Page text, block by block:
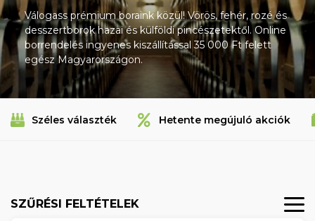
Válogass prémium boraink közül! Vörös, fehér, rozé és
desszertborok hazai és külföldi pincészetektől. Online
borrendelés ingyenes kiszállítással 35 000 Ft felett
egész Magyarországon.
Széles választék Hetente megújuló akciók
SZŰRÉSI FELTÉTELEK